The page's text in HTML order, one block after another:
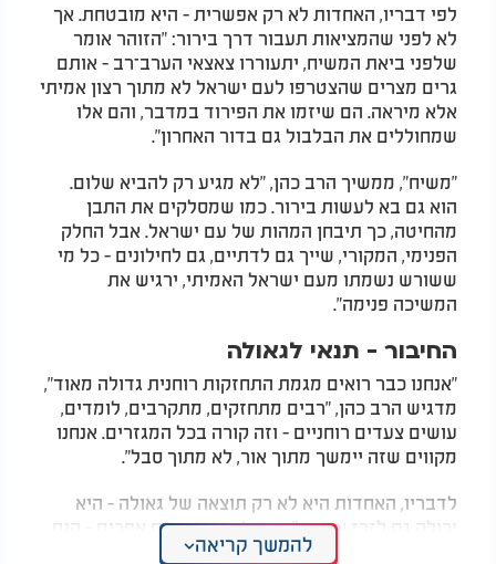
לפי דבריו, האחדות לא רק אפשרית - היא מובטחת. אך
לא לפני שהמציאות תעבור דרך בירור: "הזוהר אומר
שלפני ביאת המשיח, יתעוררו צאצאי הערב־רב - אותם
גרים מצרים שהצטרפו לעם ישראל לא מתוך רצון אמיתי
אלא מיראה. הם שיזמו את הפירוד במדבר, והם אלו
שמחוללים את הבלבול גם בדור האחרון".
"משיח", ממשיך הרב כהן, "לא מגיע רק להביא שלום.
הוא גם בא לעשות בירור. כמו שמסלקים את התבן
מהחיטה, כך תיבחן המהות של עם ישראל. אבל החלק
הפנימי, המקורי, שייך גם לדתיים, גם לחילונים - כל מי
ששורש נשמתו מעם ישראל האמיתי, ירגיש את
המשיכה פנימה".
החיבור - תנאי לגאולה
"אנחנו כבר רואים מגמת התחזקות רוחנית גדולה מאוד",
מדגיש הרב כהן, "רבים מתחזקים, מתקרבים, לומדים,
עושים צעדים רוחניים - וזה קורה בכל המגזרים. אנחנו
מקווים שזה יימשך מתוך אור, לא מתוך סבל".
לדבריו, האחדות היא לא רק תוצאה של גאולה - היא
יכולה גם לזרז אותה: "כתוב, 'חבור עצבים אפרים - הנח
לו'. אפילו כשעם ישראל לא ראוי לגאולה מבחינה
להמשך קריאה